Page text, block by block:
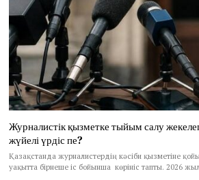
Журналистік қызметке тыйым салу
жүйелі үрдіс пе?
Қазақстанда журналистердің кәсіби қызметіне
уақытта бірнеше іс бойынша көрініс тапты. 2026